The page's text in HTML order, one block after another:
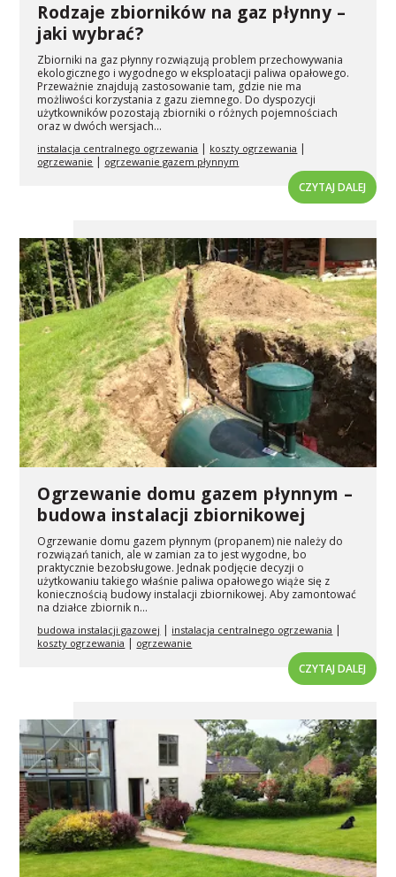
Rodzaje zbiorników na gaz płynny –
jaki wybrać?
Zbiorniki na gaz płynny rozwiązują problem przechowywania
ekologicznego i wygodnego w eksploatacji paliwa opałowego.
Przeważnie znajdują zastosowanie tam, gdzie nie ma
możliwości korzystania z gazu ziemnego. Do dyspozycji
użytkowników pozostają zbiorniki o różnych pojemnościach
oraz w dwóch wersjach...
instalacja centralnego ogrzewania koszty ogrzewania
ogrzewanie ogrzewanie gazem płynnym
CZYTAJ DALEJ
Ogrzewanie domu gazem płynnym –
budowa instalacji zbiornikowej
Ogrzewanie domu gazem płynnym (propanem) nie należy do
rozwiązań tanich, ale w zamian za to jest wygodne, bo
praktycznie bezobsługowe. Jednak podjęcie decyzji o
użytkowaniu takiego właśnie paliwa opałowego wiąże się z
koniecznością budowy instalacji zbiornikowej. Aby zamontować
na działce zbiornik n...
budowa instalacji gazowej | instalacja centralnego ogrzewania |
koszty ogrzewania | ogrzewanie
CZYTAJ DALEJ